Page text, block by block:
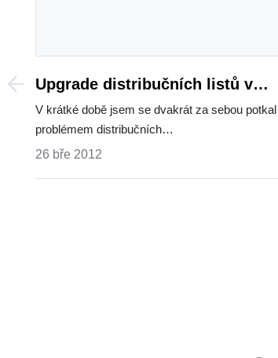
Upgrade distribučních listů v
Exchange Serveru 2010
V krátké době jsem se dvakrát za sebou
problémem distribučních…
26 bře 2012